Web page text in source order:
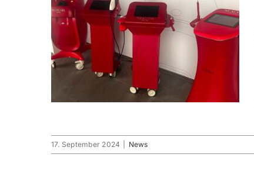
17. September 2024 News